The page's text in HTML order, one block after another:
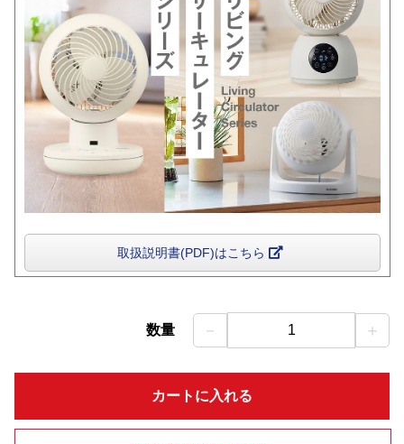
取扱説明書(PDF)はこちら
数量 － 1 ＋
カートに入れる